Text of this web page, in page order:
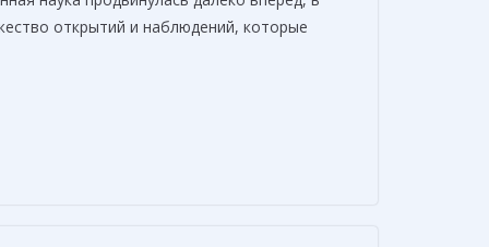
открытий и наблюдений, которые